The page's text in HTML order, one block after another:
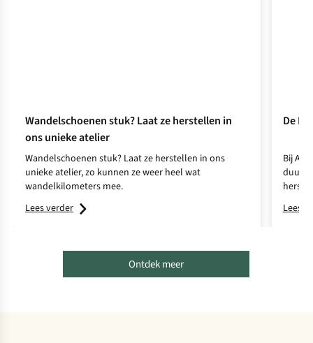
Wandelschoenen stuk? Laat ze herstellen in
ons unieke atelier
Wandelschoenen stuk? Laat ze herstellen in ons
unieke atelier, zo kunnen ze weer heel wat
wandelkilometers mee.
Lees verder
De
Bij
Jolien
Lees
Ontdek meer